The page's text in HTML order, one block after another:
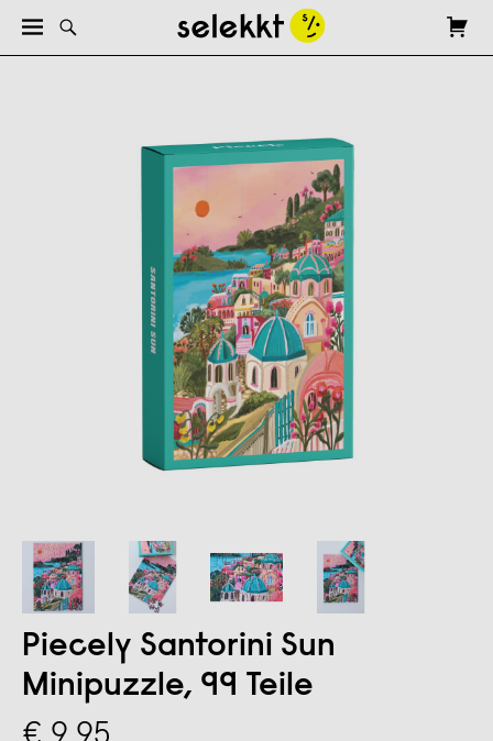
Piecely Santorini Sun
Minipuzzle, 99 Teile
€ 9,95